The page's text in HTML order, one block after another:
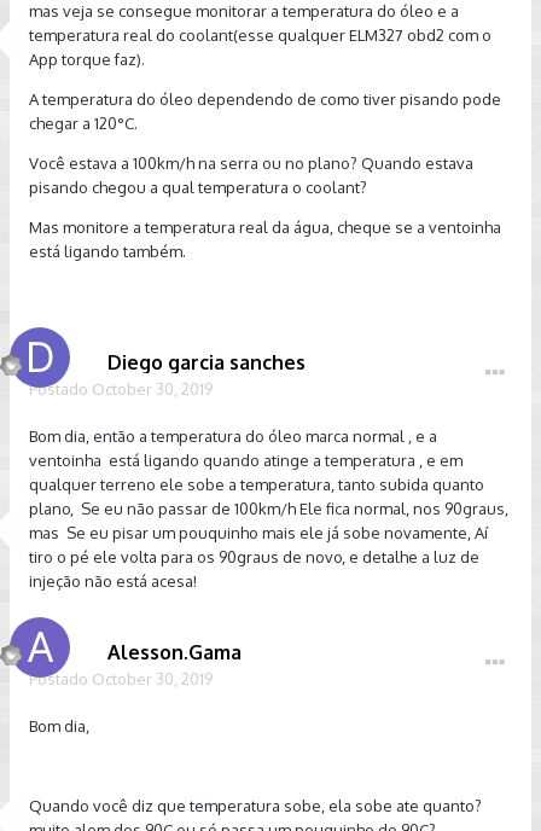
mas veja se consegue monitorar a temperatura do óleo e a
temperatura real do coolant(esse qualquer ELM327 obd2 com o
App torque faz).
A temperatura do óleo dependendo de como tiver pisando pode
chegar a 120°C.
Você estava a 100km/h na serra ou no plano? Quando estava
pisando chegou a qual temperatura o coolant?
Mas monitore a temperatura real da água, cheque se a ventoinha
está ligando também.
Diego garcia sanches
Postado October 30, 2019
Bom dia, então a temperatura do óleo marca normal , e a
ventoinha está ligando quando atinge a temperatura , e em
qualquer terreno ele sobe a temperatura, tanto subida quanto
plano, Se eu não passar de 100km/h Ele fica normal, nos 90graus,
mas Se eu pisar um pouquinho mais ele já sobe novamente, Aí
tiro o pé ele volta para os 90graus de novo, e detalhe a luz de
injeção não está acesa!
Alesson.Gama
Postado October 30, 2019
Bom dia,
Quando você diz que temperatura sobe, ela sobe ate quanto?